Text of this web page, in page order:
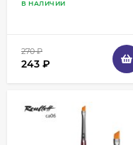
В НАЛИЧИИ
270₽
243 ₽